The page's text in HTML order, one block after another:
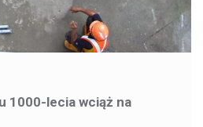
1000-lecia wciąż na